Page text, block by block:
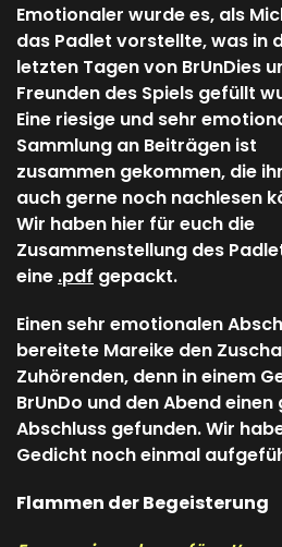
Emotionaler wurde es, als
das Padlet vorstellte, was in
letzten Tagen von BrUnDies
Freunden des Spiels gefüllt
Eine riesige und sehr
Sammlung an Beiträgen ist
zusammen gekommen, die ihr
auch gerne noch nachlesen
Wir haben hier für euch die
Zusammenstellung des
eine .pdf gepackt.
Einen sehr emotionalen
bereitete Mareike den
Zuhörenden, denn in einem
BrUnDo und den Abend
Abschluss gefunden. Wir
Gedicht noch einmal
Flammen der Begeisterung